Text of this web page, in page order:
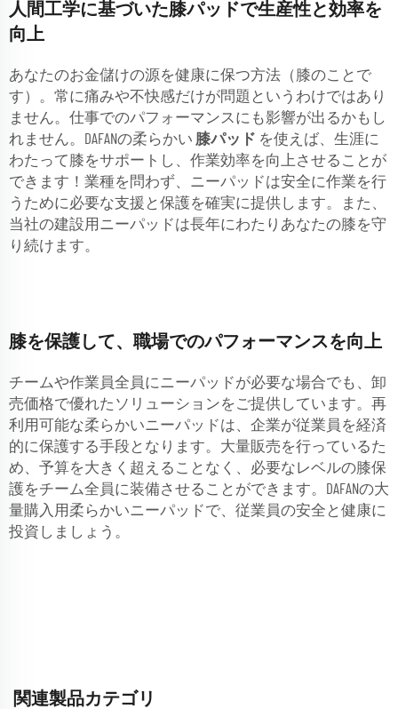
人間工学に基づいた膝パッドで生産性と効率を
向上
あなたのお金儲けの源を健康に保つ方法（膝のことで
す）。常に痛みや不快感だけが問題というわけではあり
ません。仕事でのパフォーマンスにも影響が出るかもし
れません。DAFANの柔らかい 膝パッド を使えば、生涯に
わたって膝をサポートし、作業効率を向上させることが
できます！業種を問わず、ニーパッドは安全に作業を行
うために必要な支援と保護を確実に提供します。また、
当社の建設用ニーパッドは長年にわたりあなたの膝を守
り続けます。
膝を保護して、職場でのパフォーマンスを向上
チームや作業員全員にニーパッドが必要な場合でも、卸
売価格で優れたソリューションをご提供しています。再
利用可能な柔らかいニーパッドは、企業が従業員を経済
的に保護する手段となります。大量販売を行っているた
め、予算を大きく超えることなく、必要なレベルの膝保
護をチーム全員に装備させることができます。DAFANの大
量購入用柔らかいニーパッドで、従業員の安全と健康に
投資しましょう。
関連製品カテゴリ